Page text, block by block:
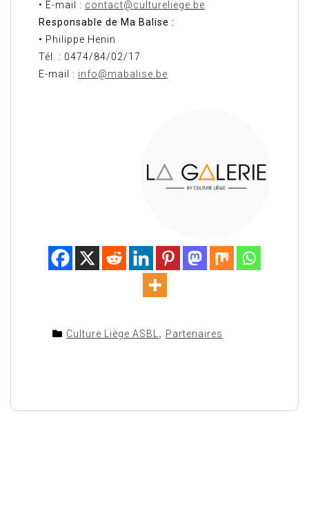
• E-mail : contact@cultureliege.be
Responsable de Ma Balise :
• Philippe Henin
Tél. : 0474/84/02/17
E-mail : info@mabalise.be
Culture Liège ASBL, Partenaires